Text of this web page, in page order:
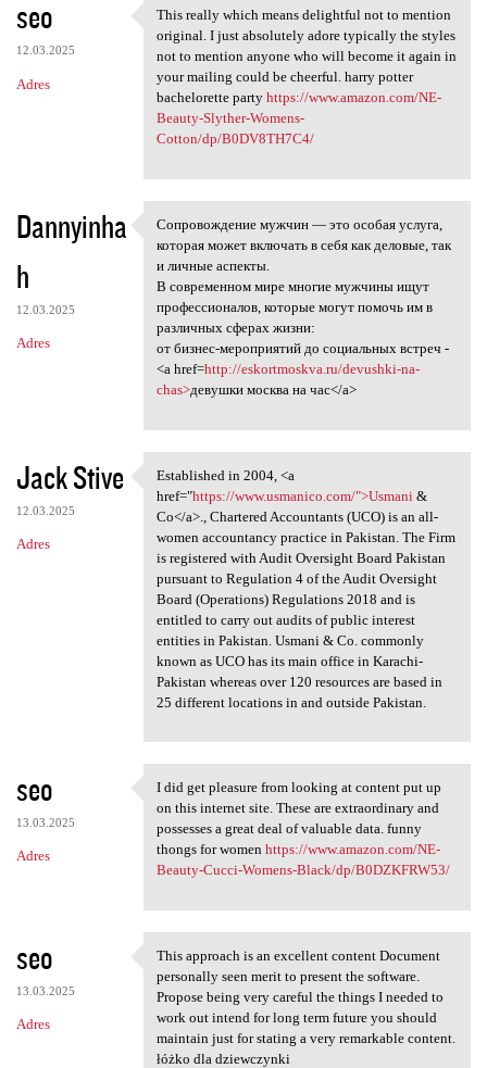
seo
12.03.2025
Adres
This really which means
This really which means delightful not to mention
original. I just absolutely adore typically the styles
not to mention anyone who will become it again in
your mailing could be cheerful. harry potter
bachelorette party https://www.amazon.com/NE-
Beauty-Slyther-Womens-
Cotton/dp/B0DV8TH7C4/
Dannyinha
h
12.03.2025
Adres
Сопровождение мужчин — это
Сопровождение мужчин — это особая услуга,
которая может включать в себя как деловые, так
и личные аспекты.
В современном мире многие мужчины ищут
профессионалов, которые могут помочь им в
различных сферах жизни:
от бизнес-мероприятий до социальных встреч -
<a href=http://eskortmoskva.ru/devushki-na-
chas>девушки москва на час</a>
Jack Stive
12.03.2025
Adres
Established in 2004, <a href=
Established in 2004, <a
href="https://www.usmanico.com/">Usmani &
Co</a>., Chartered Accountants (UCO) is an all-
women accountancy practice in Pakistan. The Firm
is registered with Audit Oversight Board Pakistan
pursuant to Regulation 4 of the Audit Oversight
Board (Operations) Regulations 2018 and is
entitled to carry out audits of public interest
entities in Pakistan. Usmani & Co. commonly
known as UCO has its main office in Karachi-
Pakistan whereas over 120 resources are based in
25 different locations in and outside Pakistan.
seo
13.03.2025
Adres
I did get pleasure from
I did get pleasure from looking at content put up
on this internet site. These are extraordinary and
possesses a great deal of valuable data. funny
thongs for women https://www.amazon.com/NE-
Beauty-Cucci-Womens-Black/dp/B0DZKFRW53/
seo
13.03.2025
Adres
This approach is an excellent
This approach is an excellent content Document
personally seen merit to present the software.
Propose being very careful the things I needed to
work out intend for long term future you should
maintain just for stating a very remarkable content.
łóżko dla dziewczynki